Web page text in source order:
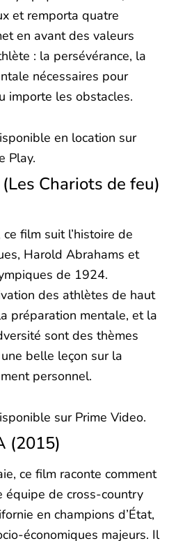
et remporta quatre
en avant des valeurs
: la persévérance, la
nécessaires pour
importe les obstacles.
en location sur
Play.
Chariots de feu)
film suit l’histoire de
Harold Abrahams et
de 1924.
des athlètes de haut
préparation mentale, et la
sont des thèmes
belle leçon sur la
personnel.
sur Prime Video.
(2015)
ce film raconte comment
équipe de cross-country
en champions d’État,
économiques majeurs. Il